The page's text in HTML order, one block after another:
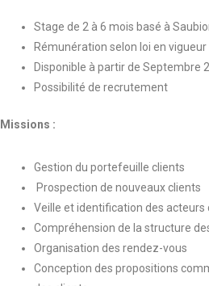
Stage de 2 à 6 mois basé à
Rémunération selon loi en vigueur
Disponible à partir de Septembre
Possibilité de recrutement
Missions :
Gestion du portefeuille clients
Prospection de nouveaux clients
Veille et identification des
Compréhension de la structure
Organisation des rendez-vous
Conception des propositions